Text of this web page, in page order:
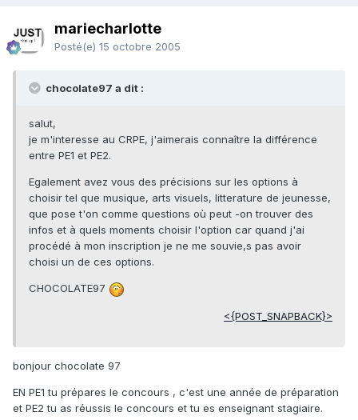
mariecharlotte
Posté(e) 15 octobre 2005
chocolate97 a dit :
salut,
je m'interesse au CRPE, j'aimerais connaître la différence
entre PE1 et PE2.
Egalement avez vous des précisions sur les options à
choisir tel que musique, arts visuels, litterature de jeunesse,
que pose t'on comme questions où peut -on trouver des
infos et à quels moments choisir l'option car quand j'ai
procédé à mon inscription je ne me souvie,s pas avoir
choisi un de ces options.
CHOCOLATE97
<{POST_SNAPBACK}>
bonjour chocolate 97
EN PE1 tu prépares le concours , c'est une année de préparation
et PE2 tu as réussis le concours et tu es enseignant stagiaire.